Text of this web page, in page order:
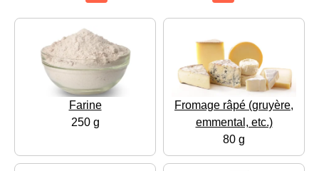
Farine
250 g
Fromage râpé (gruyère,
emmental, etc.)
80 g